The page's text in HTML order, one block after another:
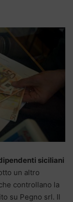
siciliani
un altro
controllano la
su Pegno srl. Il